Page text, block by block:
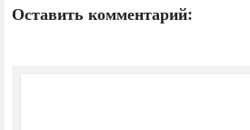
Оставить комментарий: